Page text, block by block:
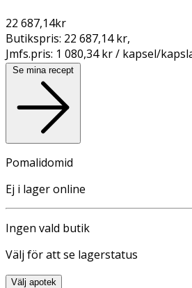
22 687,14kr
Butikspris: 22 687,14 kr,
Jmfs.pris: 1 080,34 kr / kapsel/
Se mina recept
Pomalidomid
Ej i lager online
Ingen vald butik
Välj för att se lagerstatus
Välj apotek